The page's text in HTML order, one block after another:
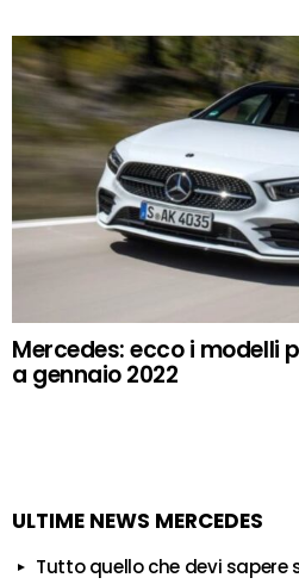
Mercedes: ecco i modelli
a gennaio 2022
ULTIME NEWS MERCEDES
Tutto quello che devi sapere